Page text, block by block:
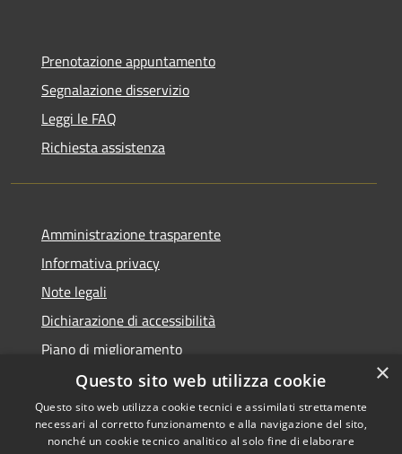
Prenotazione appuntamento
Segnalazione disservizio
Leggi le FAQ
Richiesta assistenza
Amministrazione trasparente
Informativa privacy
Note legali
Dichiarazione di accessibilità
Piano di miglioramento
Copyright © 2026 • Comune di
×
Questo sito web utilizza cookie
Questo sito web utilizza cookie tecnici e assimilati strettamente
necessari al corretto funzionamento e alla navigazione del sito,
nonché un cookie tecnico analitico al solo fine di elaborare